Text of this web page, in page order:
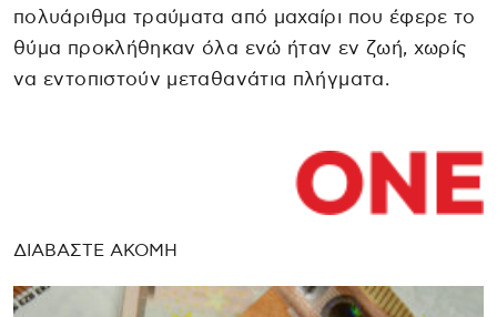
πολυάριθμα τραύματα από μαχαίρι που έφερε το
θύμα προκλήθηκαν όλα ενώ ήταν εν ζωή, χωρίς
να εντοπιστούν μεταθανάτια πλήγματα.
ΔΙΑΒΑΣΤΕ ΑΚΟΜΗ